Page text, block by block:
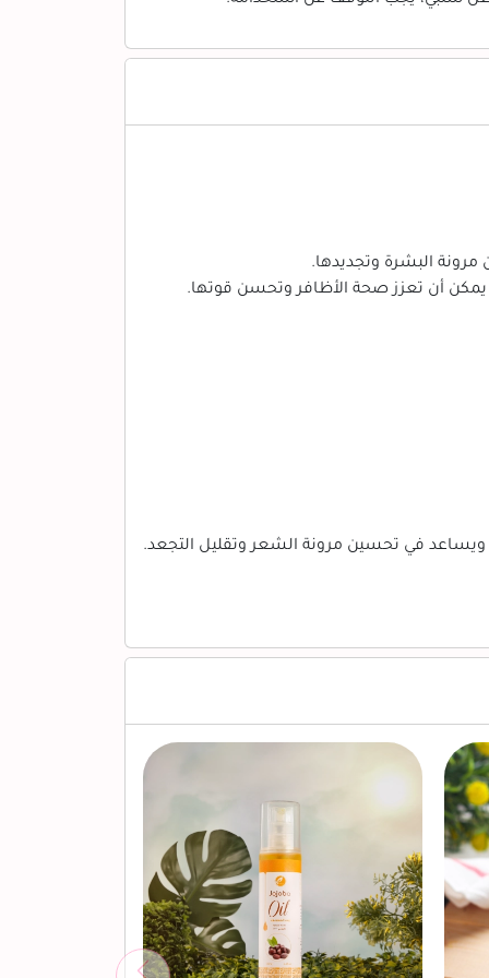
البشرة وتجديدها.
يمكن أن تعزز صحة الأظافر وتحسن قوتها.
في تحسين مرونة الشعر وتقليل التجعد.